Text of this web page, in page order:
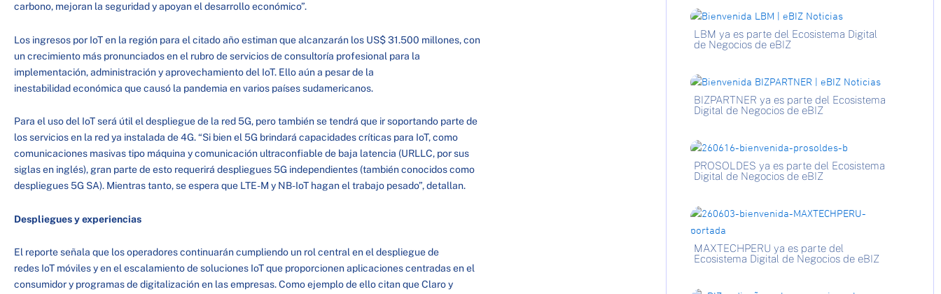
carbono, mejoran la seguridad y apoyan el desarrollo económico”.
Los ingresos por IoT en la región para el citado año estiman que alcanzarán los US$ 31.500 millones, con
un crecimiento más pronunciados en el rubro de servicios de consultoría profesional para la
implementación, administración y aprovechamiento del IoT. Ello aún a pesar de la
inestabilidad económica que causó la pandemia en varios países sudamericanos.
Para el uso del IoT será útil el despliegue de la red 5G, pero también se tendrá que ir soportando parte de
los servicios en la red ya instalada de 4G. “Si bien el 5G brindará capacidades críticas para IoT, como
comunicaciones masivas tipo máquina y comunicación ultraconfiable de baja latencia (URLLC, por sus
siglas en inglés), gran parte de esto requerirá despliegues 5G independientes (también conocidos como
despliegues 5G SA). Mientras tanto, se espera que LTE-M y NB-IoT hagan el trabajo pesado”, detallan.
Despliegues y experiencias
El reporte señala que los operadores continuarán cumpliendo un rol central en el despliegue de
redes IoT móviles y en el escalamiento de soluciones IoT que proporcionen aplicaciones centradas en el
consumidor y programas de digitalización en las empresas. Como ejemplo de ello citan que Claro y
LBM ya es parte del Ecosistema Digital
de Negocios de eBIZ
BIZPARTNER ya es parte del Ecosistema
Digital de Negocios de eBIZ
PROSOLDES ya es parte del Ecosistema
Digital de Negocios de eBIZ
MAXTECHPERU ya es parte del
Ecosistema Digital de Negocios de eBIZ